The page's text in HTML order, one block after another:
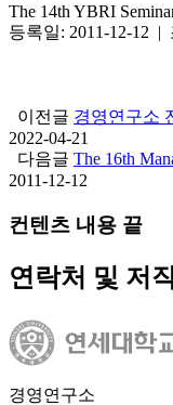
The 14th YBRI
등록일: 2011-12-12 |
이전글 경영연구소
2022-04-21
다음글 The 16th
2011-12-12
컨텐츠 내용 끝
연락처 및 저
경영연구소